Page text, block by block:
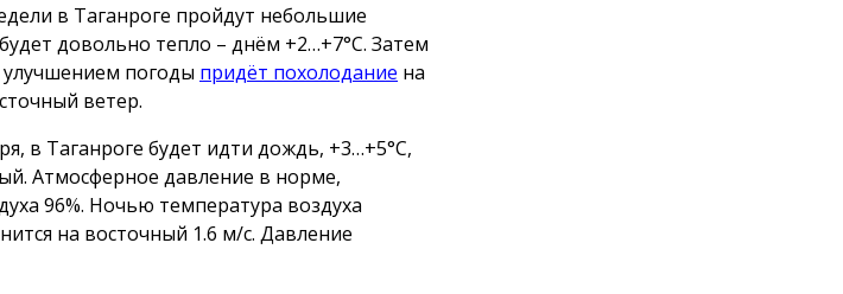
в Таганроге пройдут небольшие
довольно тепло – днём +2…+7°С. Затем
улучшением погоды придёт похолодание на
ветер.
в Таганроге будет идти дождь, +3…+5°С,
Атмосферное давление в норме,
96%. Ночью температура воздуха
на восточный 1.6 м/с. Давление